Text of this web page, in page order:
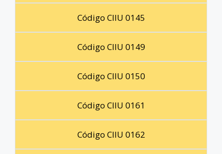
Código CIIU 0145
Código CIIU 0149
Código CIIU 0150
Código CIIU 0161
Código CIIU 0162